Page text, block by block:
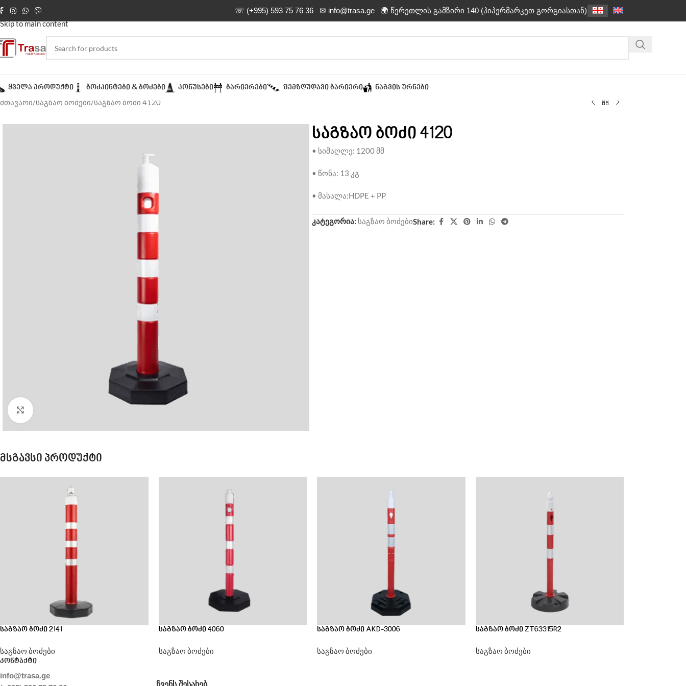
Skip to navigation
Skip to main content
☏ (+995) 593 75 76 36 ✉ info@trasa.ge 🌍 წერეთლის გამზირი 140 (ჰიპერმარკეთ გორგიასთან)
ᲧᲕᲔᲚᲐ ᲞᲠᲝᲓᲣᲥᲢᲘ ᲑᲝᲫᲙᲘᲜᲢᲔᲑᲘ & ᲑᲝᲫᲔᲑᲘ ᲙᲝᲜᲣᲡᲔᲑᲘ ᲑᲐᲠᲘᲔᲠᲔᲑᲘ ᲨᲔᲛᲖᲦᲣᲓᲐᲕᲘ ᲑᲐᲠᲘᲔᲠᲘ ᲜᲐᲒᲕᲘᲡ ᲣᲠᲜᲔᲑᲘ
მთავარი საგზაო ბოძები საგზაო ბოძი 4120
საგზაო ბოძი 4120
• სიმაღლე: 1200 მმ
• წონა: 13 კგ
• მასალა:HDPE + PP
კატეგორია: საგზაო ბოძებიShare:
მსგავსი პროდუქტი
საგზაო ბოძი 2141
საგზაო ბოძები
საგზაო ბოძი 4060
საგზაო ბოძები
საგზაო ბოძი AKD-3006
საგზაო ბოძები
საგზაო ბოძი ZT63315R2
საგზაო ბოძები
კონტაქტი
info@trasa.ge